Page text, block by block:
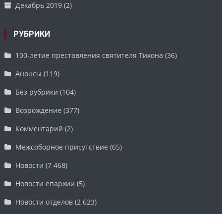
Декабрь 2019 (2)
РУБРИКИ
100-летие преставления святителя Тихона (36)
Анонсы (119)
Без рубрики (104)
Возрождение (377)
Комментарий (2)
Межсоборное присутствие (65)
Новости (7 468)
Новости епархии (5)
Новости отделов (2 623)